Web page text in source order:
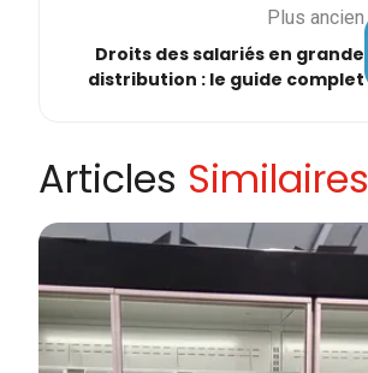
Plus ancien
Droits des salariés en grande
distribution : le guide complet
Articles Similaires